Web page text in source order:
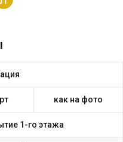
как на фото
1-го этажа